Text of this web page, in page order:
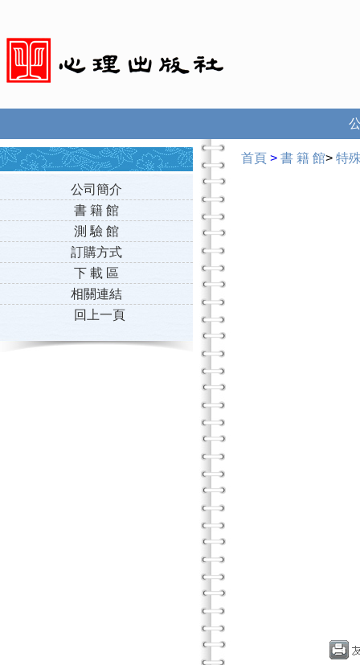
公司簡介
書 籍 館
測 驗 館
訂購方式
下 載 區
相關連結
回上一頁
首頁 > 書 籍 館> 特